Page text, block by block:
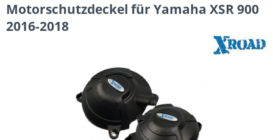
Motorschutzdeckel für Yamaha XSR 900
2016-2018